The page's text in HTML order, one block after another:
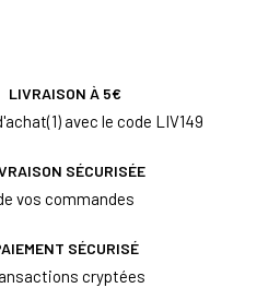
LIVRAISON À 5€
avec le code LIV149
SÉCURISÉE
vos commandes
SÉCURISÉ
cryptées